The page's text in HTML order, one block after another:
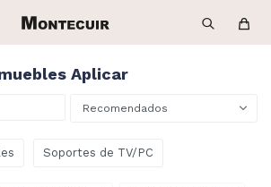
Aplicar
Recomendados
Soportes de TV/PC